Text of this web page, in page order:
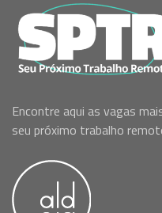
Encontre aqui as vagas
seu próximo trabalho